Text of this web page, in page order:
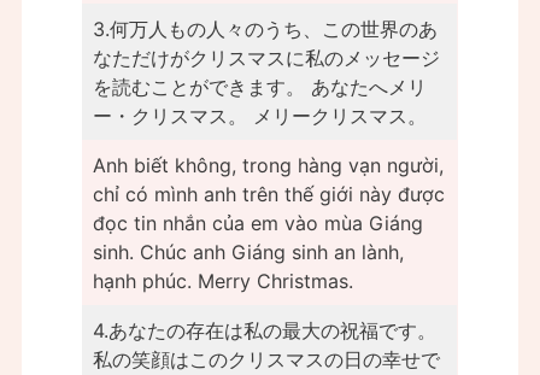
3.何万人もの人々のうち、この世界のあ
なただけがクリスマスに私のメッセージ
を読むことができます。 あなたへメリ
ー・クリスマス。 メリークリスマス。
Anh biết không, trong hàng vạn người,
chỉ có mình anh trên thế giới này được
đọc tin nhắn của em vào mùa Giáng
sinh. Chúc anh Giáng sinh an lành,
hạnh phúc. Merry Christmas.
4.あなたの存在は私の最大の祝福です。
私の笑顔はこのクリスマスの日の幸せで